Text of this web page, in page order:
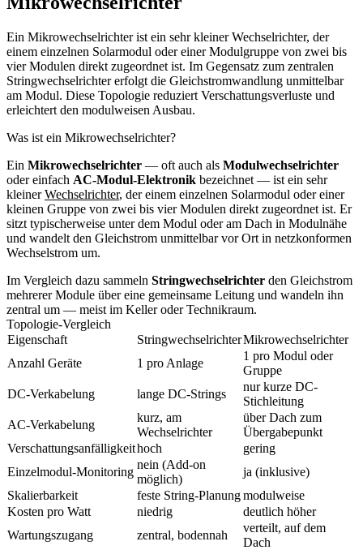
Ein Mikrowechselrichter ist ein sehr kleiner Wechselrichter, der
einem einzelnen Solarmodul oder einer Modulgruppe von zwei bis
vier Modulen direkt zugeordnet ist. Im Gegensatz zum zentralen
Stringwechselrichter erfolgt die Gleichstromwandlung unmittelbar
am Modul. Diese Topologie reduziert Verschattungsverluste und
erleichtert den modulweisen Ausbau.
Was ist ein Mikrowechselrichter?
Ein Mikrowechselrichter — oft auch als Modulwechselrichter
oder einfach AC-Modul-Elektronik bezeichnet — ist ein sehr
kleinerWechselrichter, der einem einzelnen Solarmodul oder einer
kleinen Gruppe von zwei bis vier Modulen direkt zugeordnet ist. Er
sitzt typischerweise unter dem Modul oder am Dach in Modulnähe
und wandelt den Gleichstrom unmittelbar vor Ort in netzkonformen
Wechselstrom um.
Im Vergleich dazu sammeln Stringwechselrichter den Gleichstrom
mehrerer Module über eine gemeinsame Leitung und wandeln ihn
zentral um — meist im Keller oder Technikraum.
Topologie-Vergleich
Eigenschaft
StringwechselrichterMikrowechselrichter
Anzahl Geräte
1 pro Anlage
1 pro Modul oder
Gruppe
DC-Verkabelung
lange DC-Strings
nur kurze DC-
Stichleitung
AC-Verkabelung
kurz, am
Wechselrichter
über Dach zum
Übergabepunkt
Verschattungsanfälligkeithoch
gering
Einzelmodul-Monitoring
nein (Add-on
möglich)
ja (inklusive)
Skalierbarkeit
feste String-Planungmodulweise
Kosten pro Watt
niedrig
deutlich höher
Wartungszugang
zentral, bodennah
verteilt, auf dem
Dach